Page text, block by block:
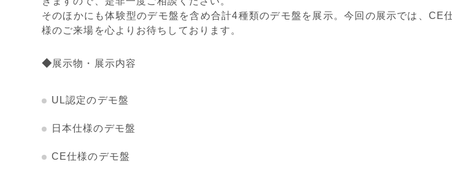
そのほかにも体験型のデモ盤を含め合計4種類のデモ盤を展示。今回の展示では、
様のご来場を心よりお待ちしております。
◆展示物・展示内容
UL認定のデモ盤
日本仕様のデモ盤
CE仕様のデモ盤